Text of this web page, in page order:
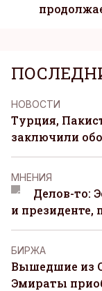
НОВОСТИ
Турция,
заключили
MНЕНИЯ
Делов-то:
и президенте,
БИРЖА
Вышедшие из
Эмираты